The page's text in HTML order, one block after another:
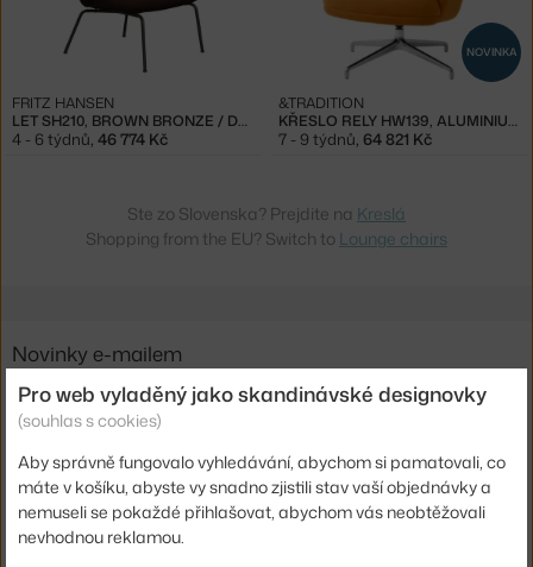
LET SH210, BROWN BRONZE / DARK ORANGE
FRITZ HANSEN
4 - 6 týdnů, 46 774 Kč
NOVINKA
KŘESLO RELY HW139, ALUMINIUM / GENTLE 0443
&TRADITION
7 - 9 týdnů, 64 821 Kč
Ste zo Slovenska? Prejdite na Kreslá
Shopping from the EU? Switch to Lounge chairs
Pro web vyladěný jako skandinávské designovky
(souhlas s cookies)
Aby správně fungovalo vyhledávání, abychom si pamatovali, co
máte v košíku, abyste vy snadno zjistili stav vaší objednávky a
nemuseli se pokaždé přihlašovat, abychom vás neobtěžovali
nevhodnou reklamou.
Novinky e-mailem
ODESLAT
O nás